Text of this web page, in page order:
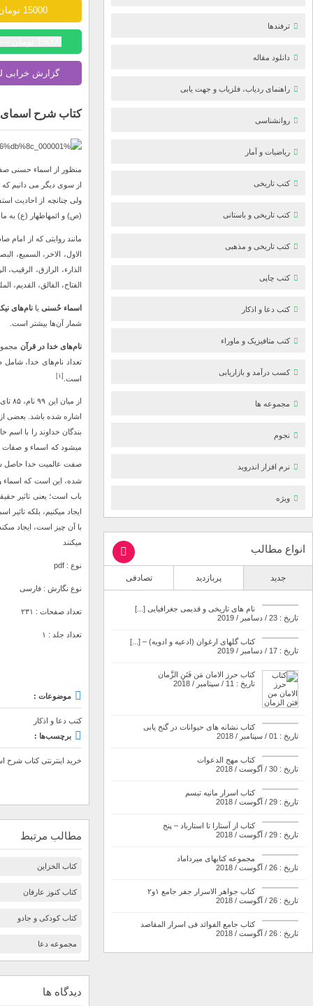
15000 تومان
گزارش خرابی
کتاب شرح
منظور از اسماء حسنی
از سوی دیگر می دانیم
ولی چنانچه از احادیث
(ص) و ائمهاطهار (ع) به ما رسیده کرارا این مطلب دیده
مانند روایتی که از امام
الاول، الاخر، السمیع،
الذارء، الرازق، الرقیب،
الفتاح، الفالق، القدیم،
اسماء حُسنی یانام‌های
شمار آن‌ها بیشتر است.
نام‌های خدا در قرآن مجموعه‌ای از بیش از
است. [۱]
از
اشاره شده باشد. بعضی از محققان با رجوع به احادیث تا ۲۰۰ مورد از
بندگان خداوند را با اسم
می‏شود که اسماء و صفات
صفت عالمیت خدا حاصل
شده، این است که اسماء
باب است؛ یعنی تاثیر
ایجاد میکنیم، بلکه
با آن چیز است، ایجاد
میکنند
نوع : pdf
نوع نگارش : فارسی
تعداد صفحات : ۲۳۱
تعداد جلد : ۱
موضوعات :
کتب دعا و اذکار
برچسب‌ها :
خرید اینترنتی کتاب
مطالب مرتبط
کتاب الخزاین
کتاب کنوز عارفان
کتاب کودکی و جادو
مجموعه دعا
دیدگاه ها
ترفندها
دانلود مقاله
راهنمای ردیاب، فلزیاب و جهت یابی
روانشناسی
ریاضیات و آمار
کتب تاریخی
کتب تاریخی و باستانی
کتب تاریخی و مذهبی
کتب چاپی
کتب دعا و اذکار
کتب متافیزیک و ماوراء
کسب درآمد و بازاریابی
مجموعه ها
نجوم
نرم افزار اندروید
ویژه
انواع مطالب
جدید پربازدید تصادفی
نام های تاریخی و قدیمی جغرافیایی [...]
تاریخ : 23 / دسامبر / 2019
کتاب گلهای ارغوان (ادعیه و ادویه) – [...]
تاریخ : 17 / دسامبر / 2019
کتاب حرز الامان مَن فَتَنِ الزَّمان
تاریخ : 11 / سپتامبر / 2018
کتاب نشانه های حیوانات در گنج یابی
تاریخ : 01 / سپتامبر / 2018
کتاب مهج الدعوات
تاریخ : 30 / آگوست / 2018
کتاب اسرار مانیه تیسم
تاریخ : 29 / آگوست / 2018
کتاب از آستارا تا استارباد – پنج
تاریخ : 29 / آگوست / 2018
مجموعه کتابهای میرداماد
تاریخ : 26 / آگوست / 2018
کتاب جواهر الاسرار جفر جامع ۱و۲
تاریخ : 26 / آگوست / 2018
کتاب جامع الفوائد فی اسرار المقاصد
تاریخ : 26 / آگوست / 2018